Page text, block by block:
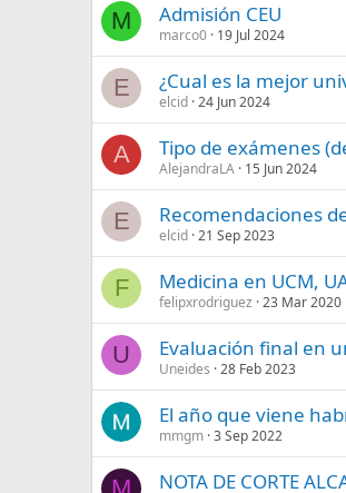
M Admisión CEU
marco0 19 Jul 2024
E ¿Cual es la mejor
elcid 24 Jun 2024
A Tipo de exámenes
AlejandraLA 15 Jun 2024
E Recomendaciones
elcid 21 Sep 2023
F Medicina en UCM,
felipxrodriguez 23 Mar 2020
U Evaluación final en
Uneides 28 Feb 2023
El año que viene
mmgm 3 Sep 2022
NOTA DE CORTE